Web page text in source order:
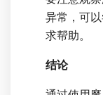
异常，可
求帮助。
结论